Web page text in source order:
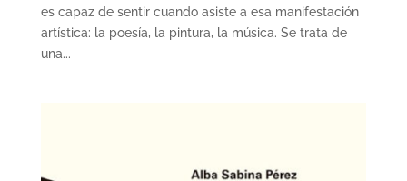
es capaz de sentir cuando asiste a esa manifestación
artística: la poesía, la pintura, la música. Se trata de
una...